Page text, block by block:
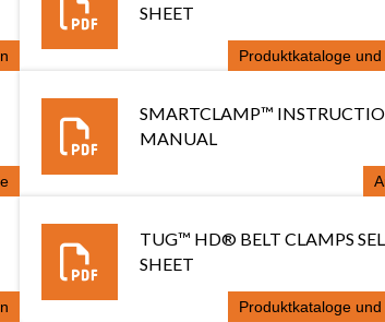
SHEET
Produktkataloge
SMARTCLAMP™
MANUAL
TUG™ HD® BELT CLAMPS
SHEET
Produktkataloge